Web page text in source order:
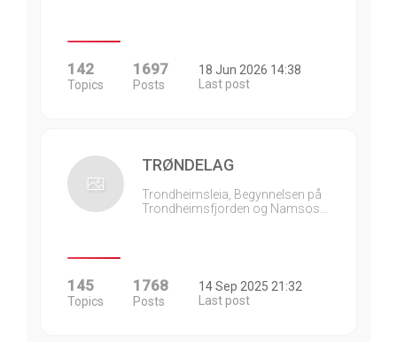
142
Topics
1697
Posts
18 Jun 2026 14:38
Last post
TRØNDELAG
Trondheimsleia, Begynnelsen på
Trondheimsfjorden og Namsos…
145
Topics
1768
Posts
14 Sep 2025 21:32
Last post